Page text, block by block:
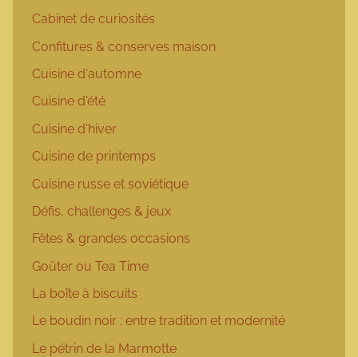
Cabinet de curiosités
Confitures & conserves maison
Cuisine d'automne
Cuisine d'été
Cuisine d'hiver
Cuisine de printemps
Cuisine russe et soviétique
Défis, challenges & jeux
Fêtes & grandes occasions
Goûter ou Tea Time
La boîte à biscuits
Le boudin noir : entre tradition et modernité
Le pétrin de la Marmotte